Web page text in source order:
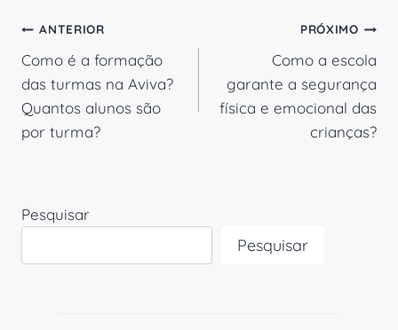
Navegação
de
Post
ANTERIOR
Como é a formação
das turmas na Aviva?
Quantos alunos são
por turma?
PRÓXIMO
Como a escola
garante a segurança
física e emocional das
crianças?
Pesquisar
Pesquisar